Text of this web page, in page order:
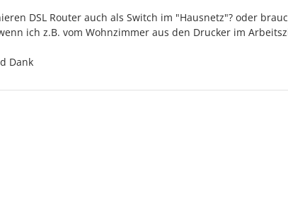
DSL Router auch als Switch im "Hausnetz"? oder
ich z.B. vom Wohnzimmer aus den Drucker im
Dank